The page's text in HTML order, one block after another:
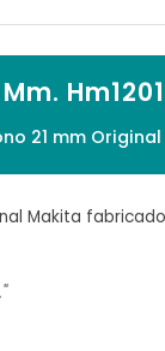
21 mm
Makita